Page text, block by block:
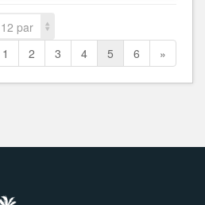
12 par
page
1 2 3 4 5 6 »